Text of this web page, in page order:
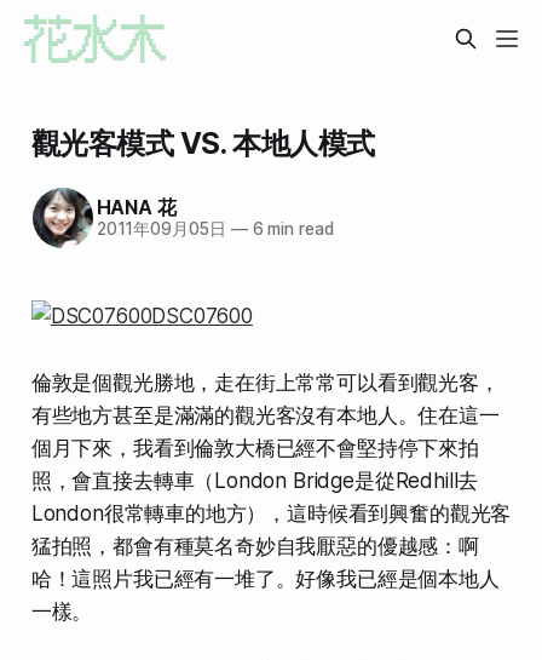
觀光客模式 VS. 本地人模式
HANA 花
2011年09月05日 —6 min read
倫敦是個觀光勝地，走在街上常常可以看到觀光客，
有些地方甚至是滿滿的觀光客沒有本地人。住在這一
個月下來，我看到倫敦大橋已經不會堅持停下來拍
照，會直接去轉車（London Bridge是從Redhill去
London很常轉車的地方），這時候看到興奮的觀光客
猛拍照，都會有種莫名奇妙自我厭惡的優越感：啊
哈！這照片我已經有一堆了。好像我已經是個本地人
一樣。